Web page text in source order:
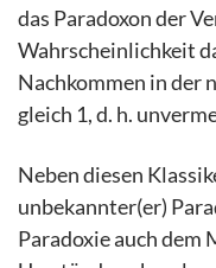
das Paradoxon der
Wahrscheinlichkeit
Nachkommen in der
gleich 1, d. h.
Neben diesen
unbekannter(er)
Paradoxie auch